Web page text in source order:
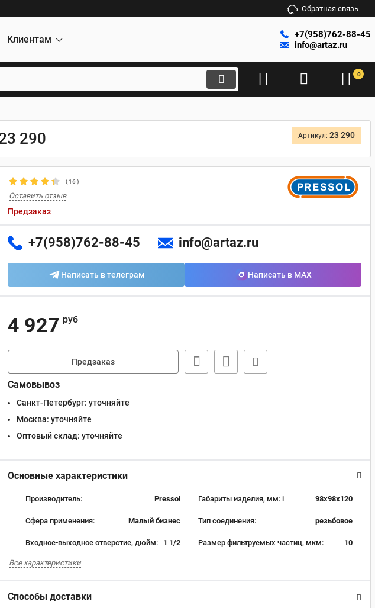
Обратная связь
Клиентам
+7(958)762-88-45
info@artaz.ru
0
290 Артикул: 23 290
(16)
Оставить отзыв
Предзаказ
+7(958)762-88-45 info@artaz.ru
Написать в телеграм Написать в MAX
4 927 руб
Предзаказ
Самовывоз
Санкт-Петербург: уточняйте
Москва: уточняйте
Оптовый склад: уточняйте
Основные характеристики
Производитель: Pressol Габариты изделия, мм: i 98x98x120
Сфера применения: Малый бизнес Тип соединения: резьбовое
Входное-выходное отверстие, дюйм: 1 1/2 Размер фильтруемых частиц, мкм: 10
Все характеристики
Способы доставки